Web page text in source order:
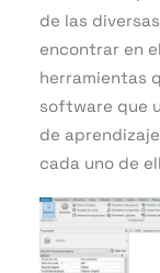
de las
encontrar en
herramientas
software que
de
cada uno de